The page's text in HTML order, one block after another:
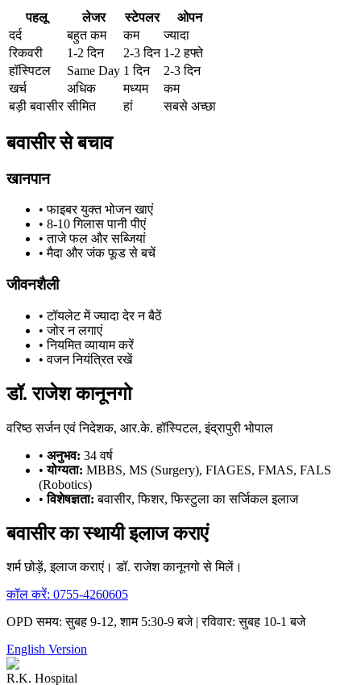
पहलू लेजर स्टेपलर
ओपन
दर्द
बहुत कम कम
ज्यादा
रिकवरी
1-2 दिन 2-3 दिन 1-2 हफ्ते
हॉस्पिटल
Same Day 1 दिन
2-3 दिन
खर्च
अधिक मध्यम
कम
बड़ी बवासीर सीमित हां सबसे अच्छा
बवासीर से बचाव
खानपान
• फाइबर युक्त भोजन खाएं
• 8-10 गिलास पानी पीएं
• ताजे फल और सब्जियां
• मैदा और जंक फूड से बचें
जीवनशैली
• टॉयलेट में ज्यादा देर न बैठें
• जोर न लगाएं
• नियमित व्यायाम करें
• वजन नियंत्रित रखें
डॉ. राजेश कानूनगो
वरिष्ठ सर्जन एवं निदेशक, आर.के. हॉस्पिटल, इंद्रापुरी भोपाल
• अनुभव: 34 वर्ष
•योग्यता: MBBS, MS (Surgery), FIAGES, FMAS, FALS
(Robotics)
•विशेषज्ञता: बवासीर, फिशर, फिस्टुला का सर्जिकल इलाज
बवासीर का स्थायी इलाज कराएं
शर्म छोड़ें, इलाज कराएं। डॉ. राजेश कानूनगो से मिलें।
कॉल करें: 0755-4260605
OPD समय: सुबह 9-12, शाम 5:30-9 बजे | रविवार: सुबह 10-1 बजे
English Version
R.K. Hospital